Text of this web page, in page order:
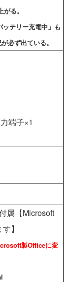
る。
テリー充電中」も
必ず出ている。
端子×1
属【Microsoft
】
製Officeに変